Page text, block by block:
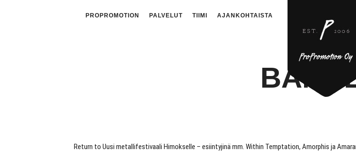
PROPROMOTION PALVELUT TIIMI AJANKOHTAISTA
Return to Uusi metallifestivaali Himokselle – esiintyjinä mm. Within Temptation, Amorphis ja